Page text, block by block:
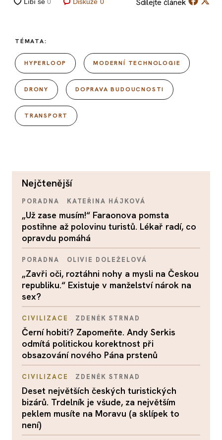
TÉMATA:
HYPERLOOP MODERNÍ TECHNOLOGIE
DRONY DOPRAVA BUDOUCNOSTI
TRANSPORT
nejčtenější
PORADNA KATEŘINA HÁJKOVÁ
„Už zase musím!“ Faraonova pomsta
postihne až polovinu turistů. Lékař radí, co
opravdu pomáhá
PORADNA OLIVIE DOLEŽELOVÁ
„Zavři oči, roztáhni nohy a mysli na Českou
republiku.“ Existuje v manželství nárok na
sex?
CIVILIZACE ZDENĚK STRNAD
Černí hobiti? Zapomeňte. Andy Serkis
odmítá politickou korektnost při
obsazování nového Pána prstenů
CIVILIZACE ZDENĚK STRNAD
Deset největších českých turistických
bizárů. Trdelník je všude, za největším
peklem musíte na Moravu (a sklípek to
není)